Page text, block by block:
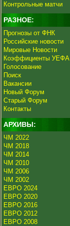
Контрольные матчи
РАЗНОЕ:
Прогнозы от ФНК
Российские новости
Мировые Новости
Коэффициенты УЕФА
Голосование
Поиск
Вакансии
Новый Форум
Старый Форум
Контакты
АРХИВЫ:
ЧМ 2022
ЧМ 2018
ЧМ 2014
ЧМ 2010
ЧМ 2006
ЧМ 2002
ЕВРО 2024
ЕВРО 2020
ЕВРО 2016
ЕВРО 2012
ЕВРО 2008